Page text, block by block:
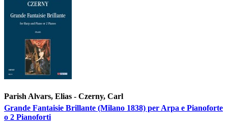
Parish Alvars, Elias - Czerny, Carl
Grande Fantaisie Brillante (Milano 1838) per Arpa e Pianoforte
o 2 Pianoforti